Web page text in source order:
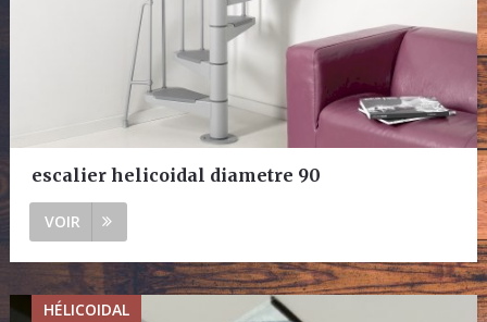
escalier helicoidal diametre 90
VOIR
HÉLICOIDAL